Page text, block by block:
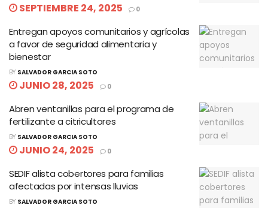
SEPTIEMBRE 24, 2025 0
Entregan apoyos comunitarios y agrícolas
a favor de seguridad alimentaria y
bienestar
BY SALVADOR GARCIA SOTO
JUNIO 28, 2025 0
Abren ventanillas para el programa de
fertilizante a citricultores
BY SALVADOR GARCIA SOTO
JUNIO 24, 2025 0
SEDIF alista cobertores para familias
afectadas por intensas lluvias
BY SALVADOR GARCIA SOTO